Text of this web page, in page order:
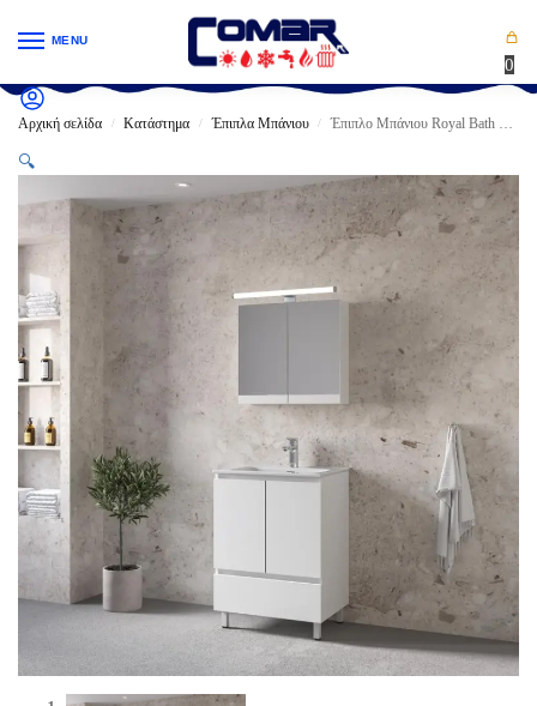
MENU
0
Αρχική σελίδα / Κατάστημα / Έπιπλα Μπάνιου / Έπιπλο Μπάνιου Royal Bath MALAGA/60
🔍